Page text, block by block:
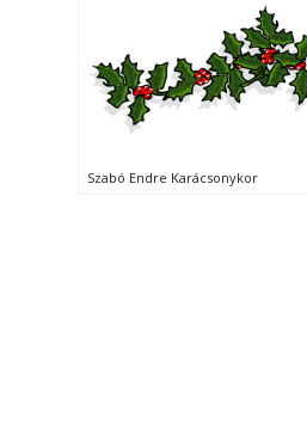
Szabó Endre Karácsonykor